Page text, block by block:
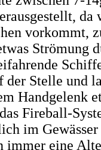
vorkommt,
Strömung
der Stelle und
Handgelenk
Fireball-
im
immer eine